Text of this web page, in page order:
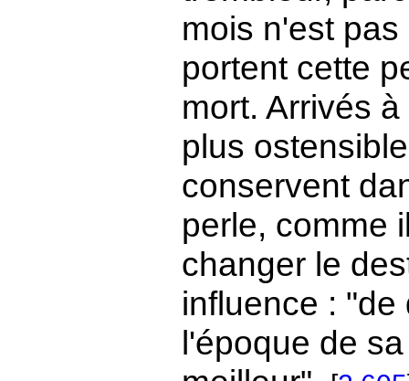
mois n'est
portent cette
mort. Arrivés
plus
conservent
perle, comme
changer le
influence :
l'époque de